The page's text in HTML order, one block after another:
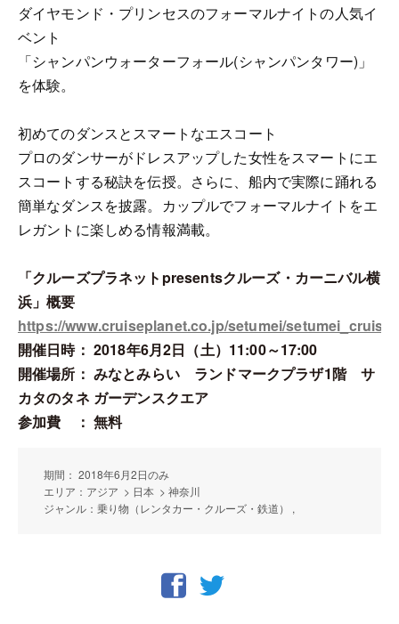
ダイヤモンド・プリンセスのフォーマルナイトの人気イ
ベント
「シャンパンウォーターフォール(シャンパンタワー)」
を体験。
初めてのダンスとスマートなエスコート
プロのダンサーがドレスアップした女性をスマートにエ
スコートする秘訣を伝授。さらに、船内で実際に踊れる
簡単なダンスを披露。カップルでフォーマルナイトをエ
レガントに楽しめる情報満載。
「クルーズプラネットpresentsクルーズ・カーニバル横
浜」概要
https://www.cruiseplanet.co.jp/setumei/
開催日時： 2018年6月2日（土）11:00～17:00
開催場所： みなとみらい ランドマークプラザ1階 サ
カタのタネ ガーデンスクエア
参加費 ： 無料
期間： 2018年6月2日のみ
エリア：アジア > 日本 > 神奈川
ジャンル：乗り物（レンタカー・クルーズ・鉄道） ,